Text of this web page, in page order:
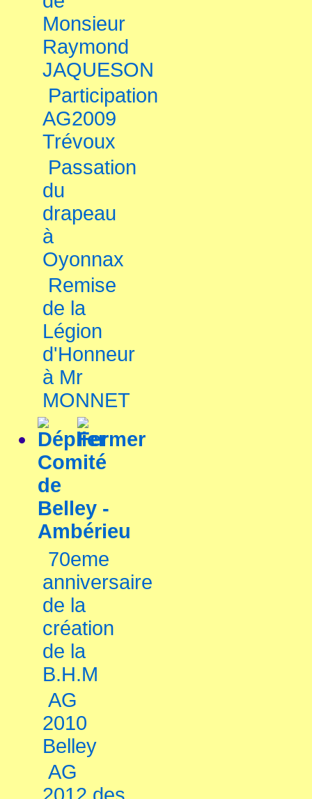
Monsieur
Raymond
JAQUESON
Participation
AG2009
Trévoux
Passation
du
drapeau
à
Oyonnax
Remise
de la
Légion
d'Honneur
à Mr
MONNET
Comité
de
Belley -
Ambérieu
70eme
anniversaire
de la
création
de la
B.H.M
AG
2010
Belley
AG